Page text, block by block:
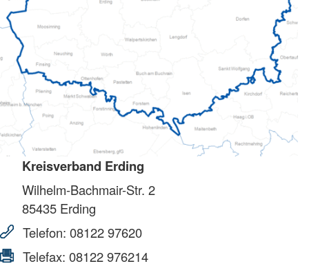
Kreisverband Erding
Wilhelm-Bachmair-Str. 2
85435 Erding
Telefon: 08122 97620
Telefax: 08122 976214